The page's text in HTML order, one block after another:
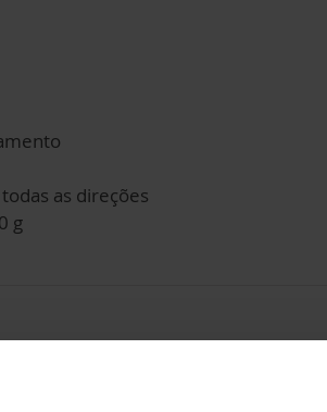
as direções
g